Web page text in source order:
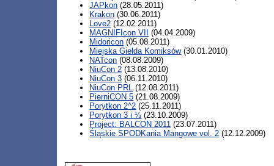
JAPkon (28.05.2011)
Krakon (30.06.2011)
Love2 (12.02.2011)
MAGNIFIcon VII
(04.04.2009)
Midoricon (05.08.2011)
Miejska Giełda Komiksów(30.01.2010)
NATcon (08.08.2009)
NiuCon 2 (13.08.2010)
NiuCon 3 (06.11.2010)
NiuCon PRL (12.08.2011)
PierniCON 5 (21.08.2009)
Porytkon 2^2 (25.11.2011)
Porytkon 3 i ⅓ (23.10.2009)
Project: BALCON 2011 (23.07.2011)
Śląskie SPODKania Mangowe vol. 2 (12.12.2009)